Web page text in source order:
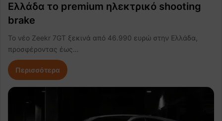
Ελλάδα το premium ηλεκτρικό shooting
brake
Το νέο Zeekr 7GT ξεκινά από 46.990 ευρώ στην Ελλάδα,
προσφέροντας έως…
Περισσότερα